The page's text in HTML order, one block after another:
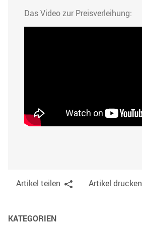
Das Video zur Preisverleihung:
Artikel teilen Artikel drucken
KATEGORIEN